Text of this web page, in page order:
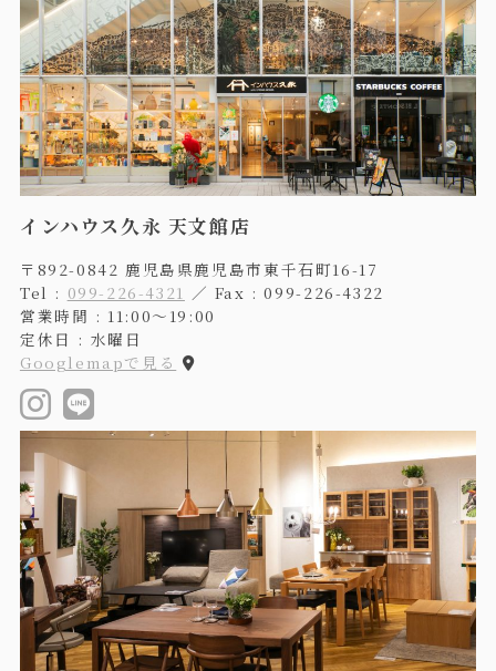
インハウス久永 天文館店
〒892-0842 鹿児島県鹿児島市東千石町16-17
Tel : 099-226-4321 ／ Fax : 099-226-4322
営業時間 : 11:00〜19:00
定休日 : 水曜日
Googlemapで見る